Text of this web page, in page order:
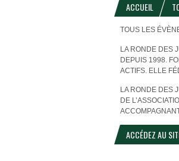
ACCUEIL
TOUS LES
LA RONDE DES
DEPUIS 1998.
ACTIFS. ELLE
LA RONDE DES
DE
ACCÉDEZ AU